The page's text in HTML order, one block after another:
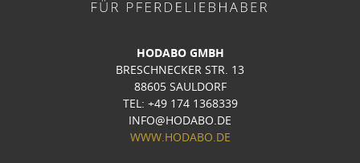
HODABO GMBH
BRESCHNECKER STR. 13
88605 SAULDORF
TEL: +49 174 1368339
INFO@HODABO.DE
WWW.HODABO.DE